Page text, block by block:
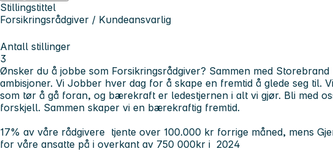
Stillingstittel
Forsikringsrådgiver / Kundeansvarlig
Antall stillinger
3
Ønsker du å jobbe som Forsikringsrådgiver? Sammen med
ambisjoner. Vi Jobber hver dag for å skape en fremtid å glede seg til.
som tør å gå foran, og bærekraft er ledestjernen i alt vi gjør. Bli med
forskjell. Sammen skaper vi en bærekraftig fremtid.
17% av våre rådgivere tjente over 100.000 kr forrige måned, mens
for våre ansatte på i overkant av 750 000kr i 2024